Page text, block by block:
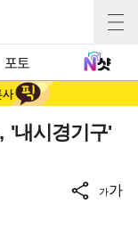
포토
'내시경기구'
가가